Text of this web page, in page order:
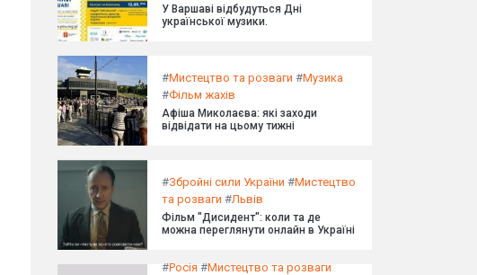
У Варшаві відбудуться Дні
української музики.
#Мистецтво та розваги #Музика
#Фільм жахів
Афіша Миколаєва: які заходи
відвідати на цьому тижні
#Збройні сили України #Мистецтво
та розваги #Львів
Фільм "Дисидент": коли та де
можна переглянути онлайн в Україні
#Росія #Мистецтво та розваги